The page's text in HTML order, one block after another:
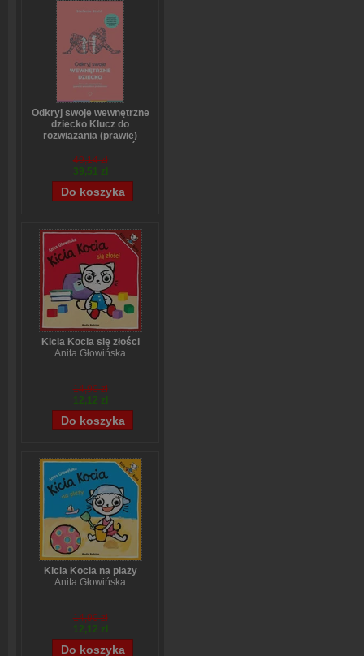
Odkryj swoje wewnętrzne
dziecko Klucz do
rozwiązania (prawie)
Stefanie Stahl
49,14 zł
39,51 zł
Kicia Kocia się złości
Anita Głowińska
14,90 zł
12,12 zł
Kicia Kocia na plaży
Anita Głowińska
14,90 zł
12,12 zł